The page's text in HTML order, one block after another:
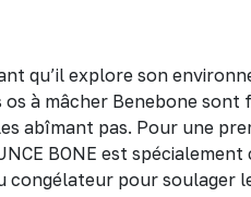
qu’il explore son
à mâcher Benebone
abîmant pas. Pour une
BONE est
congélateur pour soulager